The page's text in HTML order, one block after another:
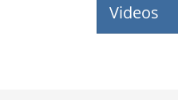
Videos